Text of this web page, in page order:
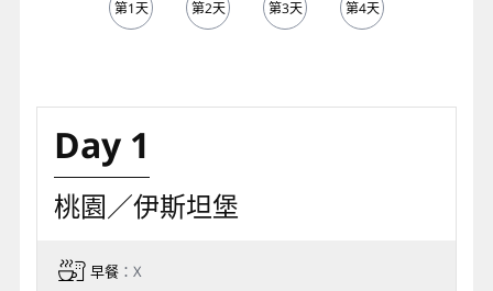
第1天 第2天 第3天 第4天
Day 1
桃園／伊斯坦堡
早餐：X